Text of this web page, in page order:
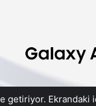
getiriyor. Ekrandaki